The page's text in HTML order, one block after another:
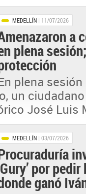
MEDELLÍN | 11/07/2026
a
plena
plena
un
José Luis
MEDELLÍN | 03/07/2026
por
ganó